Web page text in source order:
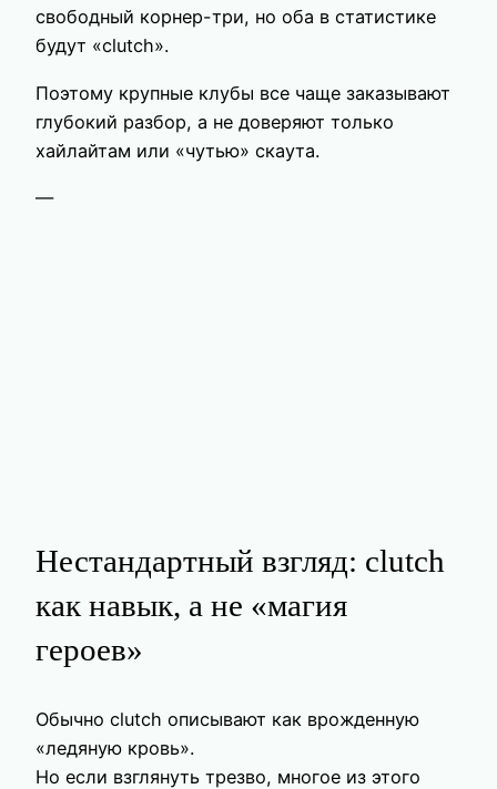
свободный корнер-три, но оба в статистике
будут «clutch».
Поэтому крупные клубы все чаще заказывают
глубокий разбор, а не доверяют только
хайлайтам или «чутью» скаута.
—
Нестандартный взгляд: clutch
как навык, а не «магия
героев»
Обычно clutch описывают как врожденную
«ледяную кровь».
Но если взглянуть трезво, многое из этого